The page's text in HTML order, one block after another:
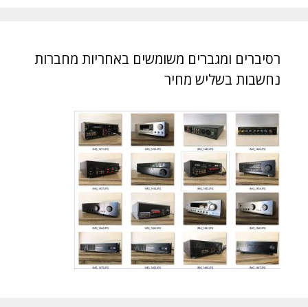
רסיברים ומגברים משומשים באחריות מחברות
נחשבות בשליש מחיר